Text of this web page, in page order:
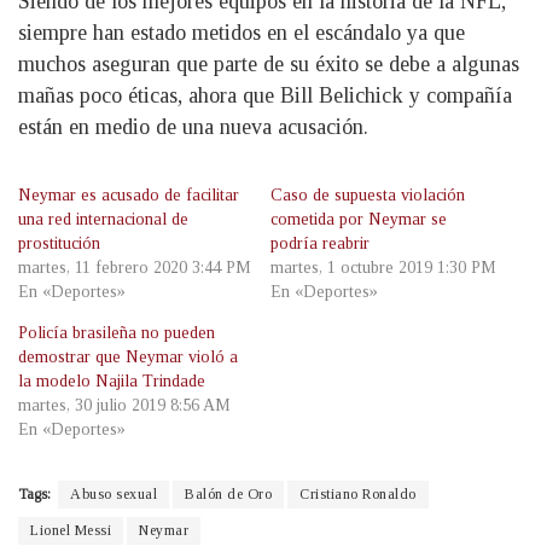
siempre han estado metidos en el escándalo ya que
muchos aseguran que parte de su éxito se debe a algunas
mañas poco éticas, ahora que Bill Belichick y compañía
están en medio de una nueva acusación.
Neymar es acusado de facilitar
una red internacional de
prostitución
martes, 11 febrero 2020 3:44 PM
En «Deportes»
Caso de supuesta violación
cometida por Neymar se
podría reabrir
martes, 1 octubre 2019 1:30 PM
En «Deportes»
Policía brasileña no pueden
demostrar que Neymar violó a
la modelo Najila Trindade
martes, 30 julio 2019 8:56 AM
En «Deportes»
Tags: Abuso sexual Balón de Oro Cristiano Ronaldo
Lionel Messi Neymar